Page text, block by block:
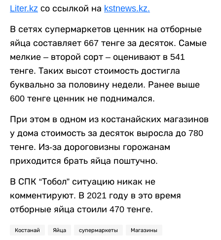
Liter.kz cо ссылкой на kstnews.kz.
В сетях супермаркетов ценник на отборные
яйца составляет 667 тенге за десяток. Самые
мелкие – второй сорт – оценивают в 541
тенге. Таких высот стоимость достигла
буквально за половину недели. Ранее выше
600 тенге ценник не поднимался.
При этом в одном из костанайских магазинов
у дома стоимость за десяток выросла до 780
тенге. Из-за дороговизны горожанам
приходится брать яйца поштучно.
В СПК “Тобол” ситуацию никак не
комментируют. В 2021 году в это время
отборные яйца стоили 470 тенге.
Костанай Яйца супермаркеты Магазины